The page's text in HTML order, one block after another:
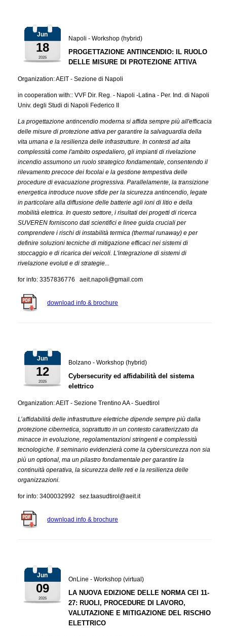
Jun
18
2026
Napoli - Workshop (hybrid)
PROGETTAZIONE ANTINCENDIO: IL RUOLO
DELLE MISURE DI PROTEZIONE ATTIVA
Organization: AEIT - Sezione di Napoli
in cooperation with:: VVF Dir. Reg. - Napoli -Latina - Per. Ind. di Napoli
Univ. degli Studi di Napoli Federico II
La progettazione antincendio moderna si affida sempre più all'efficacia
delle misure di protezione attiva per garantire la salvaguardia della
vita umana e la resilienza delle infrastrutture. In contesti ad alta
complessità come l'ambito ospedaliero, gli impianti di rivelazione
incendio assumono un ruolo strategico fondamentale, consentendo il
rilevamento precoce dei focolai e la gestione tempestiva delle
procedure di evacuazione progressiva. Parallelamente, la transizione
energetica introduce nuove sfide per la sicurezza antincendio, legate
in particolare alla diffusione delle batterie agli ioni di litio e della
mobilità elettrica. In questo settore, i risultati dei progetti di ricerca
SUVEREN forniscono dati scientifici e linee guida cruciali per
comprendere i rischi di instabilità termica (thermal runaway) e per
definire soluzioni tecniche di mitigazione efficaci nei sistemi di
stoccaggio e di ricarica dei veicoli. L'integrazione di sistemi di
rivelazione evoluti e di strategie...
for info: 3357836776 aeit.napoli@gmail.com
download info & brochure
Jun
12
2026
Bolzano - Workshop (hybrid)
Cybersecurity ed affidabilità del sistema
elettrico
Organization: AEIT - Sezione Trentino AA - Suedtirol
L’affidabilità delle infrastrutture elettriche dipende sempre più dalla
protezione cibernetica, soprattutto in un contesto caratterizzato da
minacce in evoluzione, regolamentazioni stringenti e complessità
tecnologiche. Il seminario evidenzierà come la cybersicurezza non sia
più un optional, ma un pilastro fondamentale per garantire la
continuità operativa, la sicurezza delle reti e la resilienza delle
organizzazioni.
for info: 3400032992 sez.taasudtirol@aeit.it
download info & brochure
Jun
09
2026
OnLine - Workshop (virtual)
LA NUOVA EDIZIONE DELLE NORMA CEI 11-
27: RUOLI, PROCEDURE DI LAVORO,
VALUTAZIONE E MITIGAZIONE DEL RISCHIO
ELETTRICO